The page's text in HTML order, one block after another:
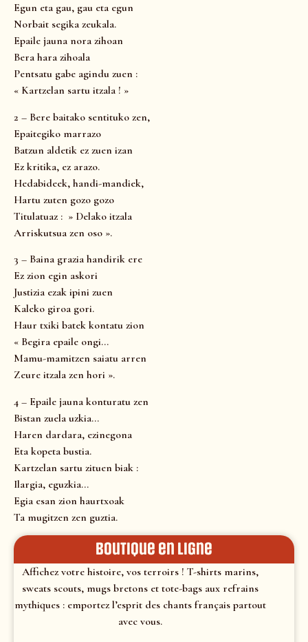
Egun eta gau, gau eta egun
Norbait segika zeukala.
Epaile jauna nora zihoan
Bera hara zihoala
Pentsatu gabe agindu zuen :
« Kartzelan sartu itzala ! »
2 – Bere baitako sentituko zen,
Epaitegiko marrazo
Batzun aldetik ez zuen izan
Ez kritika, ez arazo.
Hedabideek, handi-mandiek,
Hartu zuten gozo gozo
Titulatuaz : » Delako itzala
Arriskutsua zen oso ».
3 – Baina grazia handirik ere
Ez zion egin askori
Justizia ezak ipini zuen
Kaleko giroa gori.
Haur txiki batek kontatu zion
« Begira epaile ongi…
Mamu-mamitzen saiatu arren
Zeure itzala zen hori ».
4 – Epaile jauna konturatu zen
Bistan zuela uzkia…
Haren dardara, ezinegona
Eta kopeta bustia.
Kartzelan sartu zituen biak :
Ilargia, eguzkia…
Egia esan zion haurtxoak
Ta mugitzen zen guztia.
Boutique en ligne
Affichez votre histoire, vos terroirs ! T-shirts marins,
sweats scouts, mugs bretons et tote-bags aux refrains
mythiques : emportez l’esprit des chants français partout
avec vous.